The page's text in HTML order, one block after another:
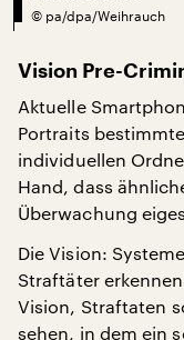
© pa/dpa/Weihrauch
Vision Pre-
Aktuelle
Portraits
individuellen
Hand, dass
Überwachung
Die Vision:
Straftäter
Vision, Straftaten
sehen, in dem ein